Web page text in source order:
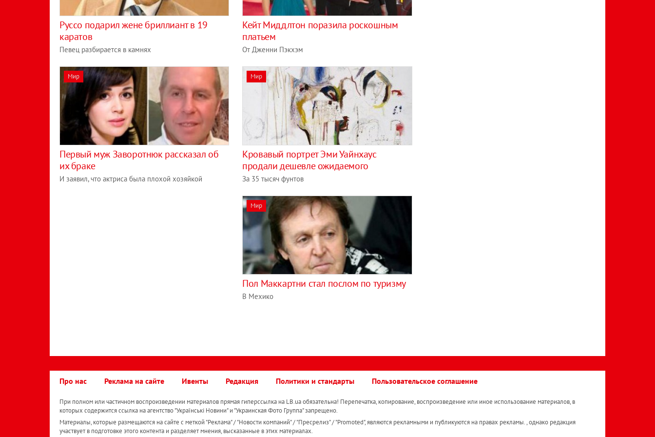
Руссо подарил жене бриллиант в 19
каратов
Певец разбирается в камнях
Кейт Миддлтон поразила роскошным
платьем
От Дженни Пэкхэм
Мир
Первый муж Заворотнюк рассказал об
их браке
И заявил, что актриса была плохой хозяйкой
Мир
Кровавый портрет Эми Уайнхаус
продали дешевле ожидаемого
За 35 тысяч фунтов
Мир
Пол Маккартни стал послом по туризму
В Мехико
Про нас Реклама на сайте Ивенты Редакция Политики и стандарты Пользовательское соглашение
При полном или частичном воспроизведении материалов прямая гиперссылка на LB.ua обязательна! Перепечатка, копирование, воспроизведение или иное использование материалов, в
которых содержится ссылка на агентство "Українськi Новини" и "Украинская Фото Группа" запрещено.
Материалы, которые размещаются на сайте с меткой "Реклама" / "Новости компаний" / "Пресрелиз" / "Promoted", являются рекламными и публикуются на правах рекламы. , однако редакция
участвует в подготовке этого контента и разделяет мнения, высказанные в этих материалах.